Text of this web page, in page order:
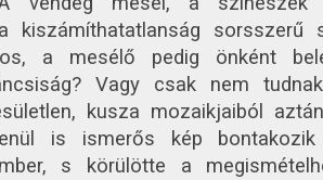
kiszámíthatatlanság
a mesélő pedig önként
Vagy csak nem
kusza mozaikjaiból
is ismerős kép
s körülötte a